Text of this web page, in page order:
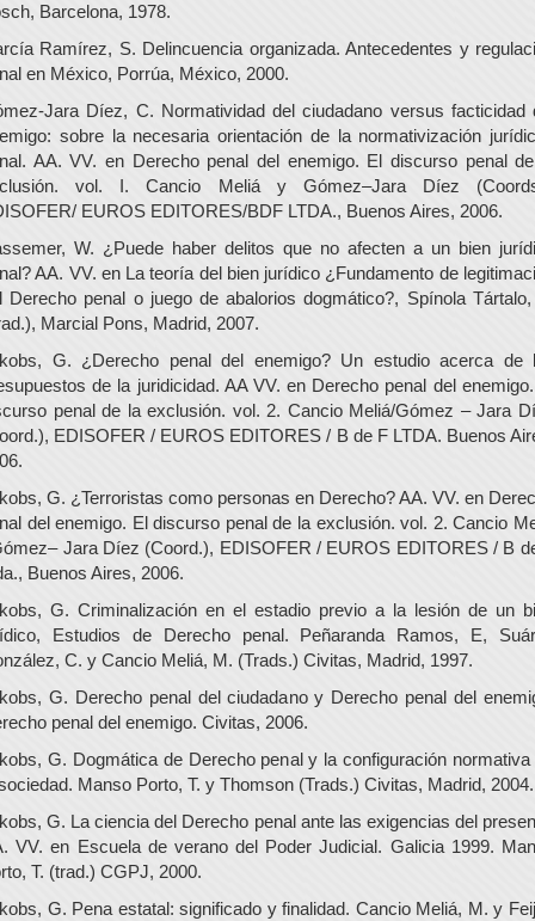
Barcelona, 1978.
Ramírez, S. Delincuencia organizada. Antecedentes y
en México, Porrúa, México, 2000.
Jara Díez, C. Normatividad del ciudadano versus facticidad
sobre la necesaria orientación de la normativización
AA. VV. en Derecho penal del enemigo. El discurso penal
vol. I. Cancio Meliá y Gómez–Jara Díez
EUROS EDITORES/BDF LTDA., Buenos Aires, 2006.
W. ¿Puede haber delitos que no afecten a un bien
AA. VV. en La teoría del bien jurídico ¿Fundamento de
Derecho penal o juego de abalorios dogmático?, Spínola
Marcial Pons, Madrid, 2007.
G. ¿Derecho penal del enemigo? Un estudio acerca de
de la juridicidad. AA VV. en Derecho penal del
penal de la exclusión. vol. 2. Cancio Meliá/Gómez – Jara
EDISOFER / EUROS EDITORES / B de F LTDA. Buenos
G. ¿Terroristas como personas en Derecho? AA. VV. en
del enemigo. El discurso penal de la exclusión. vol. 2. Cancio
Jara Díez (Coord.), EDISOFER / EUROS EDITORES / B
Buenos Aires, 2006.
G. Criminalización en el estadio previo a la lesión de un
Estudios de Derecho penal. Peñaranda Ramos, E,
C. y Cancio Meliá, M. (Trads.) Civitas, Madrid, 1997.
G. Derecho penal del ciudadano y Derecho penal del
penal del enemigo. Civitas, 2006.
G. Dogmática de Derecho penal y la configuración normativa
Manso Porto, T. y Thomson (Trads.) Civitas, Madrid, 2004.
G. La ciencia del Derecho penal ante las exigencias del
VV. en Escuela de verano del Poder Judicial. Galicia 1999.
T. (trad.) CGPJ, 2000.
G. Pena estatal: significado y finalidad. Cancio Meliá, M. y